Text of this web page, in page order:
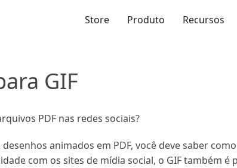
Store Produto Recursos
GIF
PDF nas redes sociais?
animados em PDF, você deve saber
com os sites de mídia social, o GIF também é